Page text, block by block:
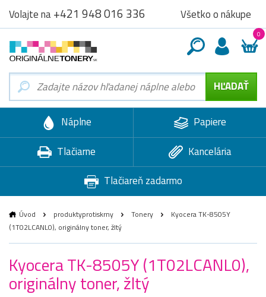
Volajte na+421 948 016 336 Všetko o nákupe
0
Náplne
Papiere
Tlačiarne
Kancelária
Tlačiareň zadarmo
Úvod produktyprotiskrny Tonery
Kyocera TK-8505Y
(1T02LCANL0), originálny toner, žltý
Kyocera TK-8505Y (1T02LCANL0),
originálny toner, žltý